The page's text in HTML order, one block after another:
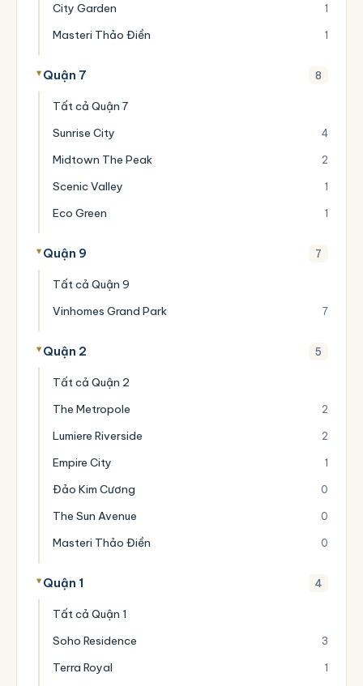
City Garden 1
Masteri Thảo Điền 1
Quận 7 8
Tất cả Quận 7
Sunrise City
4
Midtown The Peak 2
Scenic Valley 1
Eco Green 1
Quận 9 7
Tất cả Quận 9
Vinhomes Grand Park
7
Quận 2 5
Tất cả Quận 2
The Metropole
2
Lumiere Riverside 2
Empire City 1
Đảo Kim Cương 0
The Sun Avenue 0
Masteri Thảo Điền 0
Quận 1 4
Tất cả Quận 1
Soho Residence
3
Terra Royal 1